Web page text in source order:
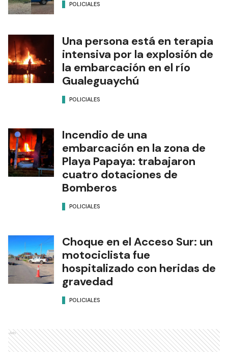
POLICIALES
Una persona está en terapia
intensiva por la explosión de
la embarcación en el río
Gualeguaychú
POLICIALES
Incendio de una
embarcación en la zona de
Playa Papaya: trabajaron
cuatro dotaciones de
Bomberos
POLICIALES
Choque en el Acceso Sur: un
motociclista fue
hospitalizado con heridas de
gravedad
POLICIALES
Ads